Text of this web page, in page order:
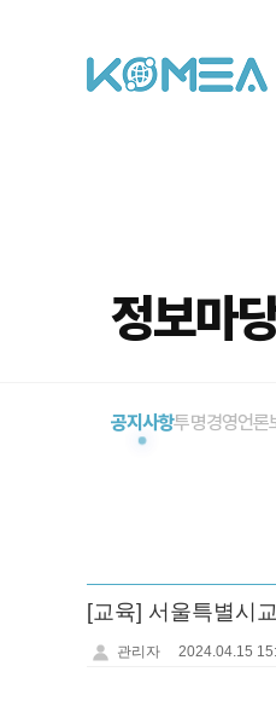
정보마
공지사항투명경영언론
[교육] 서울특별시
관리자 2024.04.15